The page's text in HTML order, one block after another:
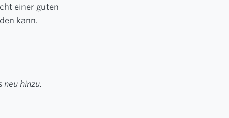
einer guten
kann.
neu hinzu.